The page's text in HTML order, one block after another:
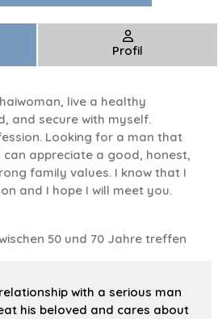
Profil
live a healthy
and secure with myself.
Looking for a man that
appreciate a good, honest,
family values. I know that I
and I hope I will meet you.
50 und 70 Jahre treffen
with a serious man
his beloved and cares about